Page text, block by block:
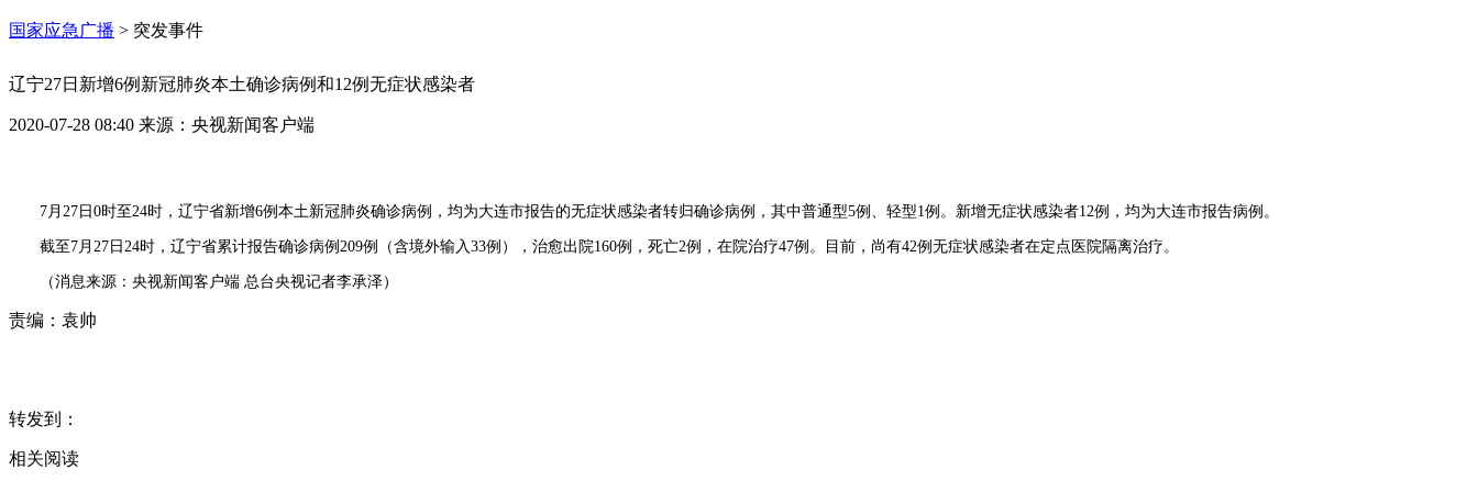
国家应急广播 > 突发事件
辽宁27日新增6例新冠肺炎本土确诊病例和12例无症状感染者
2020-07-28 08:40 来源： 央视新闻客户端
7月27日0时至24时，辽宁省新增6例本土新冠肺炎确诊病例，均为大连市报告的无症状感染者转归确诊病例，其中普通型5例、轻型1例。新增无症状感染者12例，均为大连市报告病例。
截至7月27日24时，辽宁省累计报告确诊病例209例（含境外输入33例），治愈出院160例，死亡2例，在院治疗47例。目前，尚有42例无症状感染者在定点医院隔离治疗。
（消息来源：央视新闻客户端 总台央视记者李承泽）
责编： 袁帅
转发到：
相关阅读